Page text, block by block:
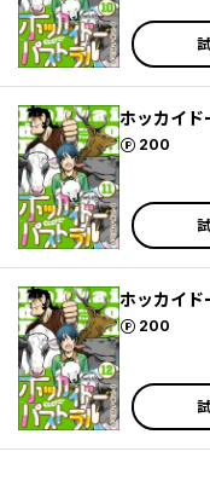
ホッカイド
200
ポイント
ホッカイド
200
ポイント